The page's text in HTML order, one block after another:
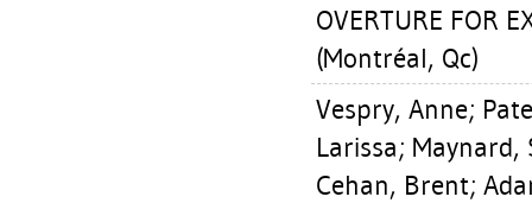
OVERTURE FOR
(Montréal, Qc)
Vespry, Anne;
Larissa; Maynard,
Cehan, Brent;